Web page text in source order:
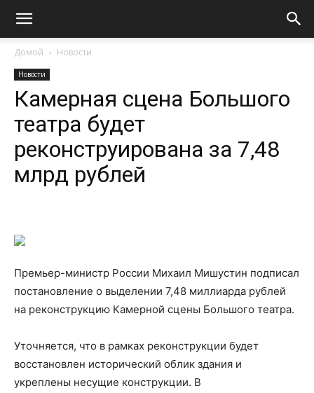
Домой Новости
Новости
Камерная сцена Большого
театра будет
реконструирована за 7,48
млрд рублей
Премьер-министр России Михаил Мишустин подписал
постановление о выделении 7,48 миллиарда рублей
на реконструкцию Камерной сцены Большого театра.
Уточняется, что в рамках реконструкции будет
восстановлен исторический облик здания и
укреплены несущие конструкции. В